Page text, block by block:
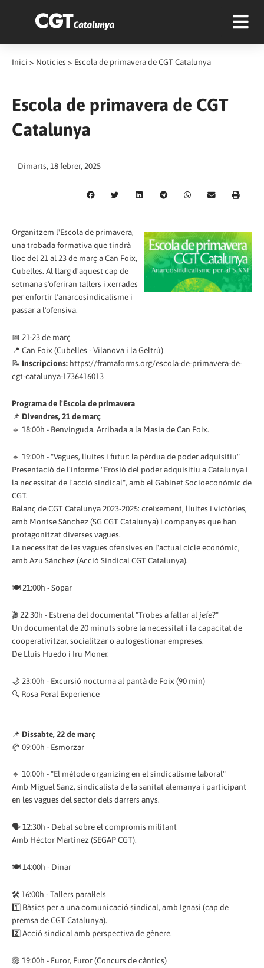
Inici > Notícies > Escola de primavera de CGT Catalunya
Escola de primavera de CGT
Catalunya
Dimarts, 18 febrer, 2025
Organitzem l'Escola de primavera,
una trobada formativa que tindrà
lloc del 21 al 23 de març a Can Foix,
Cubelles. Al llarg d'aquest cap de
setmana s'oferiran tallers i xerrades
per enfortir l'anarcosindicalisme i
passar a l'ofensiva.
📅 21-23 de març
📍 Can Foix (Cubelles - Vilanova i la Geltrú)
📝 Inscripcions: https://framaforms.org/escola-de-primavera-de-
cgt-catalunya-1736416013
Programa de l'Escola de primavera
📌 Divendres, 21 de març
🔹 18:00h - Benvinguda. Arribada a la Masia de Can Foix.
🔹 19:00h - "Vagues, lluites i futur: la pèrdua de poder adquisitiu"
Presentació de l'informe "Erosió del poder adquisitiu a Catalunya i
la necessitat de l'acció sindical", amb el Gabinet Socioeconòmic de
CGT.
Balanç de CGT Catalunya 2023-2025: creixement, lluites i victòries,
amb Montse Sànchez (SG CGT Catalunya) i companyes que han
protagonitzat diverses vagues.
La necessitat de les vagues ofensives en l'actual cicle econòmic,
amb Azu Sànchez (Acció Sindical CGT Catalunya).
🍽 21:00h - Sopar
🎬 22:30h - Estrena del documental "Trobes a faltar al jefe?"
Un documental de 20 minuts sobre la necessitat i la capacitat de
cooperativitzar, socialitzar o autogestionar empreses.
De Lluís Huedo i Iru Moner.
🌙 23:00h - Excursió nocturna al pantà de Foix (90 min)
🔍 Rosa Peral Experience
📌 Dissabte, 22 de març
🥐 09:00h - Esmorzar
🔹 10:00h - "El mètode organizing en el sindicalisme laboral"
Amb Miguel Sanz, sindicalista de la sanitat alemanya i participant
en les vagues del sector dels darrers anys.
🗣 12:30h - Debat sobre el compromís militant
Amb Héctor Martínez (SEGAP CGT).
🍽 14:00h - Dinar
🛠 16:00h - Tallers paral·lels
1️⃣ Bàsics per a una comunicació sindical, amb Ignasi (cap de
premsa de CGT Catalunya).
2️⃣ Acció sindical amb perspectiva de gènere.
🏐 19:00h - Furor, Furor (Concurs de càntics)